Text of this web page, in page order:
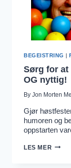
BEGEISTRING |
Sørg for
OG nyttig!
By Jon Morten
Gjør
humoren og
oppstarten
LES MER SØRG